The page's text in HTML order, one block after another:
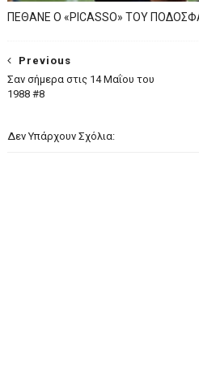
ΠΕΘΑΝΕ Ο «PICASSO» TOY
Previous
Σαν σήμερα στις 14 Μαΐου του
1988 #8
Δεν Υπάρχουν Σχόλια: